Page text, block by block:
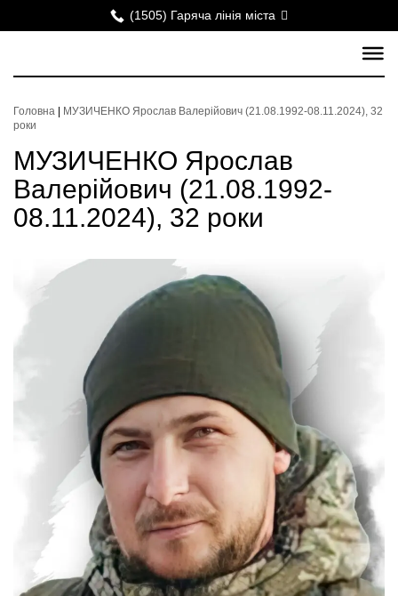
(1505) Гаряча лінія міста
Головна
МУЗИЧЕНКО Ярослав Валерійович (21.08.1992-08.11.2024), 32
роки
МУЗИЧЕНКО Ярослав
Валерійович (21.08.1992-
08.11.2024), 32 роки